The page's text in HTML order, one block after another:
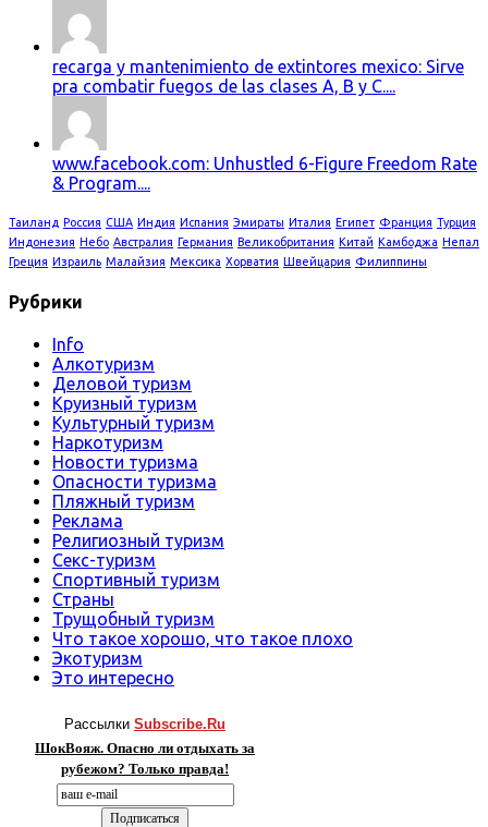
recarga y mantenimiento de extintores mexico: Sirve
pra combatir fuegos de las clases A, B y C....
www.facebook.com: Unhustled 6-Figure Freedom Rate
& Program....
Таиланд Россия США Индия Испания Эмираты Италия Египет Франция Турция
Индонезия Небо Австралия Германия Великобритания Китай Камбоджа Непал
Греция Израиль Малайзия Мексика Хорватия Швейцария Филиппины
Рубрики
Info
Алкотуризм
Деловой туризм
Круизный туризм
Культурный туризм
Наркотуризм
Новости туризма
Опасности туризма
Пляжный туризм
Реклама
Религиозный туризм
Секс-туризм
Спортивный туризм
Страны
Трущобный туризм
Что такое хорошо, что такое плохо
Экотуризм
Это интересно
Рассылки Subscribe.Ru
ШокВояж. Опасно ли отдыхать за
рубежом? Только правда!